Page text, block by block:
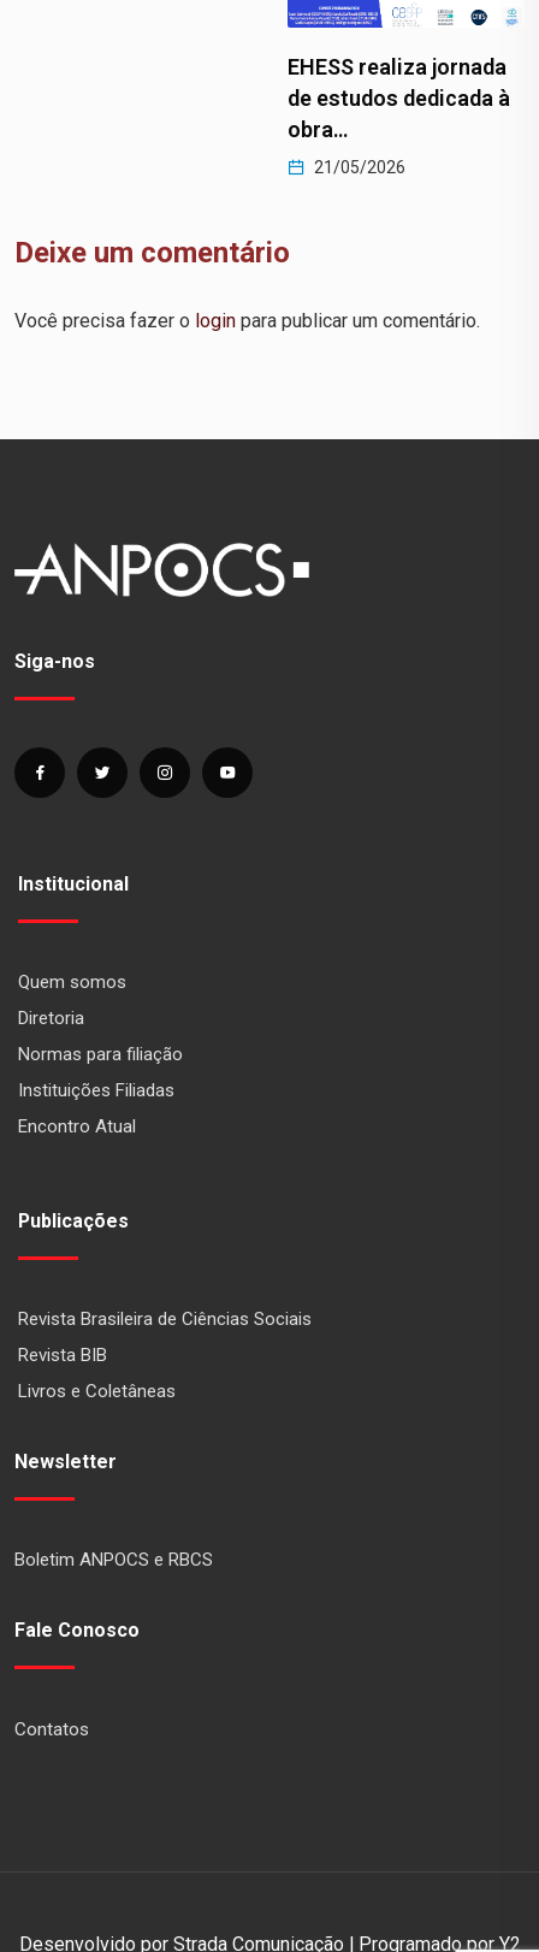
EHESS realiza jornada
de estudos dedicada à
obra…
21/05/2026
Deixe um comentário
Você precisa fazer o login para publicar um comentário.
Siga-nos
Institucional
Quem somos
Diretoria
Normas para filiação
Instituições Filiadas
Encontro Atual
Publicações
Revista Brasileira de Ciências Sociais
Revista BIB
Livros e Coletâneas
Newsletter
Boletim ANPOCS e RBCS
Fale Conosco
Contatos
Desenvolvido por Strada Comunicação | Programado por Y2